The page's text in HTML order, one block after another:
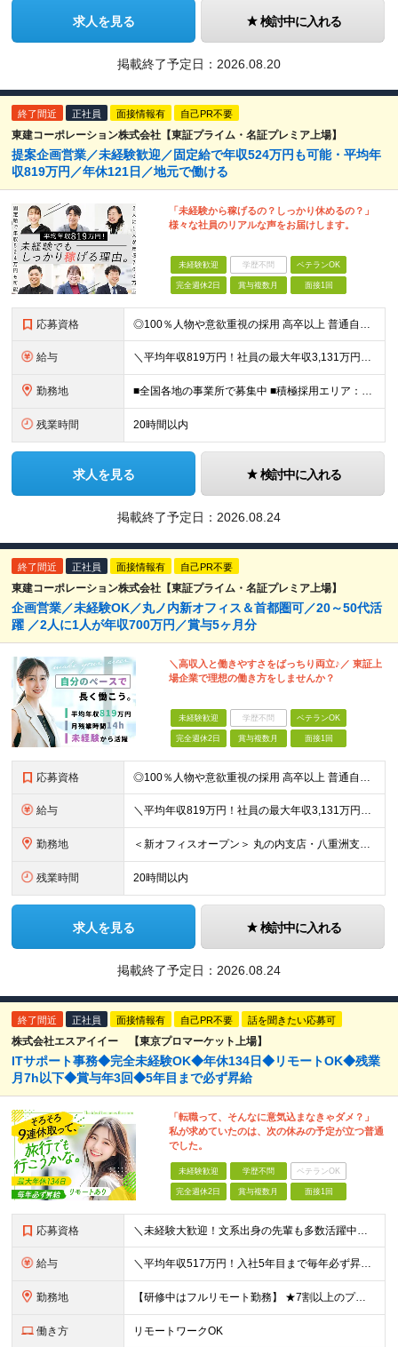
求人を見る 検討中に入れる
掲載終了予定日： 2026.08.20
終了間近 正社員 面接情報有 自己PR不要
東建コーポレーション株式会社【東証プライム・名証プレミア上場】
提案企画営業／未経験歓迎／固定給で年収524万円も可能・平均年
収819万円／年休121日／地元で働ける
「未経験から稼げるの？しっかり休めるの？」
様々な社員のリアルな声をお届けします。
未経験歓迎 学歴不問 ベテランOK
完全週休2日 賞与複数月 面接1回
応募資格 ◎100％人物や意欲重視の採用 高卒以上 普通自動車第一種運転免許取得者（AT限定可） ★職歴は全く問いません！ 前向きにコツコツと向き合える方であれば結果がついてくるお仕事です。 現職・無職、正社
給与 ＼平均年収819万円！社員の最大年収3,131万円／ 固定給だけで、年収524万円も可能！ インセンティブだけでなく固定給でもしっかり稼げる仕組みです！ 【入社初年度】 年収400万～550万円＋イ
勤務地 ■全国各地の事業所で募集中 ■積極採用エリア：東京・神奈川・埼玉・千葉・愛知 ※希望の勤務地で働ける！通勤可能な事業所を選定していきます ※地元に戻って働きたいUターン希望者も歓迎します！ ※社用車を
残業時間 20時間以内
求人を見る 検討中に入れる
掲載終了予定日： 2026.08.24
終了間近 正社員 面接情報有 自己PR不要
東建コーポレーション株式会社【東証プライム・名証プレミア上場】
企画営業／未経験OK／丸ノ内新オフィス＆首都圏可／20～50代活
躍 ／2人に1人が年収700万円／賞与5ヶ月分
＼高収入と働きやすさをばっちり両立♪／ 東証上
場企業で理想の働き方をしませんか？
未経験歓迎 学歴不問 ベテランOK
完全週休2日 賞与複数月 面接1回
応募資格 ◎100％人物や意欲重視の採用 高卒以上 普通自動車第一種運転免許取得者（AT限定可） ★職歴は全く問いません！ 前向きにコツコツと向き合える方であれば結果がついてくるお仕事です。 現職・無職、正社
給与 ＼平均年収819万円！社員の最大年収3,131万円／ ＼2人に1人が年収700万円以上／ ＼5人に1人が年収1,000万円以上！／ 固定給だけで、年収524万円も可能！ インセンティブだけでなく固定給
勤務地 ＜新オフィスオープン＞ 丸の内支店・八重洲支店 東京都千代田区丸の内1丁目9-1 グラントウキョウノースタワーオフィス40階（東京ヘッドオフィス内） ★東京駅直結の新オフィスで雨にも濡れずに通勤♪
残業時間 20時間以内
求人を見る 検討中に入れる
掲載終了予定日： 2026.08.24
終了間近 正社員 面接情報有 自己PR不要 話を聞きたい応募可
株式会社エスアイイー 【東京プロマーケット上場】
ITサポート事務◆完全未経験OK◆年休134日◆リモートOK◆残業
月7h以下◆賞与年3回◆5年目まで必ず昇給
「転職って、そんなに意気込まなきゃダメ？」
私が求めていたのは、次の休みの予定が立つ普通
でした。
未経験歓迎 学歴不問 ベテランOK
完全週休2日 賞与複数月 面接1回
応募資格 ＼未経験大歓迎！文系出身の先輩も多数活躍中／ ◆PCスキルに自信のない方も歓迎 ◆完全未経験OK ◆社会人デビューもOK ◆学歴不問 ＊*こんなアナタにオススメです*＊ ◇事務職に興味があるが、給与
給与 ＼平均年収517万円！入社5年目まで毎年必ず昇給／ ■賞与年3回 ■年収800万円以上も可 ■入社3年以上の平均年収469.2万円 月給23万2000円以上＋賞与年3回＋各種手当 ☆入社5年目まで最
勤務地 【研修中はフルリモート勤務】 ★7割以上のプロジェクトでリモートワークを導入 ★一都三県のプロジェクト先 ★転居を伴う転勤なし ＜プロジェクト先＞ 東京・神奈川・千葉・埼玉でのプロジェクト先にて勤務
働き方 リモートワークOK